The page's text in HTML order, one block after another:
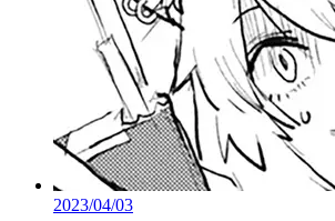
2023/04/03